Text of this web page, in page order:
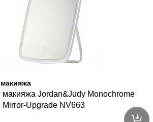
макияжа Jordan&Judy Monochrome
Mirror-Upgrade NV663